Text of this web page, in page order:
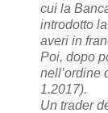
cui la
introdotto
averi in
Poi, dopo
nell’ordine
1.2017).
Un trader